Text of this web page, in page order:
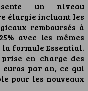
un niveau
élargie incluant les
remboursés à
avec les mêmes
formule Essential.
en charge des
par an, ce qui
pour les nouveaux